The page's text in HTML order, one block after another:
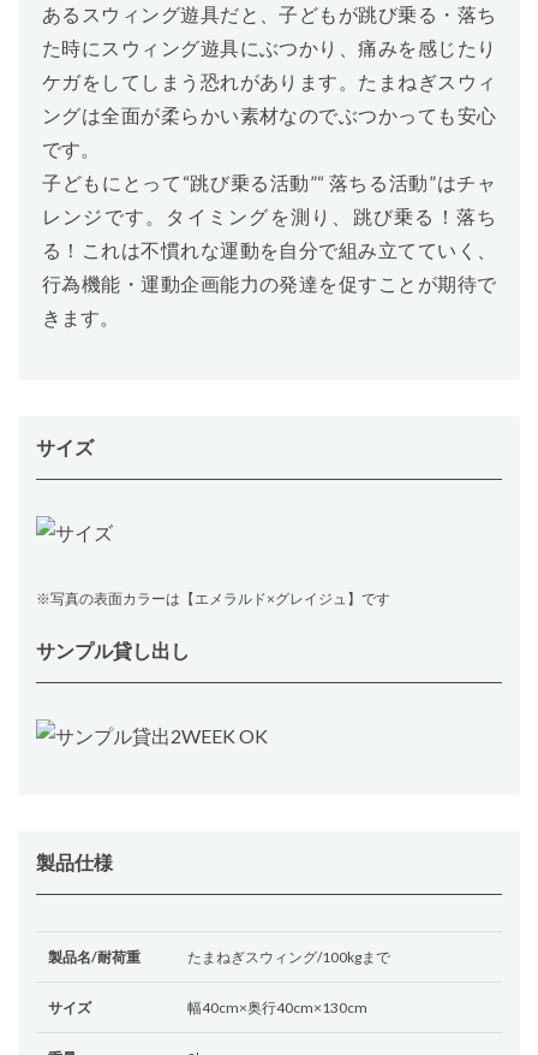
あるスウィング遊具だと、子どもが跳び乗る・落ち
た時にスウィング遊具にぶつかり、痛みを感じたり
ケガをしてしまう恐れがあります。たまねぎスウィ
ングは全面が柔らかい素材なのでぶつかっても安心
です。
子どもにとって“跳び乗る活動”“ 落ちる活動”はチャ
レンジです。タイミングを測り、跳び乗る！落ち
る！これは不慣れな運動を自分で組み立てていく、
行為機能・運動企画能力の発達を促すことが期待で
きます。
サイズ
※写真の表面カラーは【エメラルド×グレイジュ】です
サンプル貸し出し
製品仕様
製品名/耐荷重 たまねぎスウィング/100kgまで
サイズ 幅40cm×奥行40cm×130cm